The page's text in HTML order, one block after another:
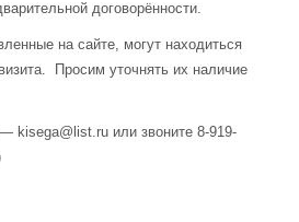
договорённости.
на сайте, могут находиться
Просим уточнять их наличие
kisega@list.ru или звоните 8-919-